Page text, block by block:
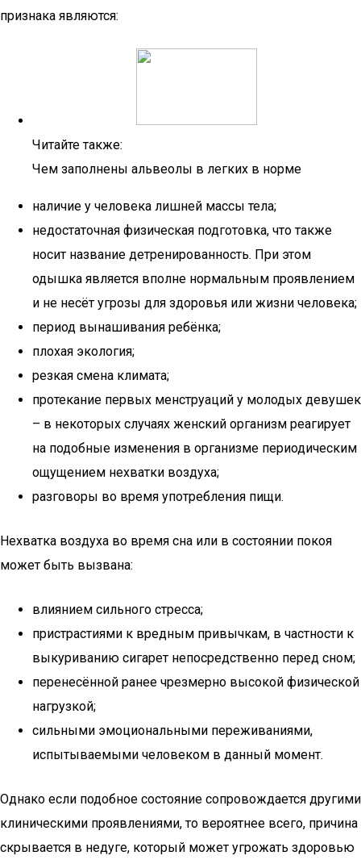
признака являются:
Читайте также:
Чем заполнены альвеолы в легких в норме
наличие у человека лишней массы тела;
недостаточная физическая подготовка, что также
носит название детренированность. При этом
одышка является вполне нормальным проявлением
и не несёт угрозы для здоровья или жизни человека;
период вынашивания ребёнка;
плохая экология;
резкая смена климата;
протекание первых менструаций у молодых девушек
– в некоторых случаях женский организм реагирует
на подобные изменения в организме периодическим
ощущением нехватки воздуха;
разговоры во время употребления пищи.
Нехватка воздуха во время сна или в состоянии покоя
может быть вызвана:
влиянием сильного стресса;
пристрастиями к вредным привычкам, в частности к
выкуриванию сигарет непосредственно перед сном;
перенесённой ранее чрезмерно высокой физической
нагрузкой;
сильными эмоциональными переживаниями,
испытываемыми человеком в данный момент.
Однако если подобное состояние сопровождается другими
клиническими проявлениями, то вероятнее всего, причина
скрывается в недуге, который может угрожать здоровью